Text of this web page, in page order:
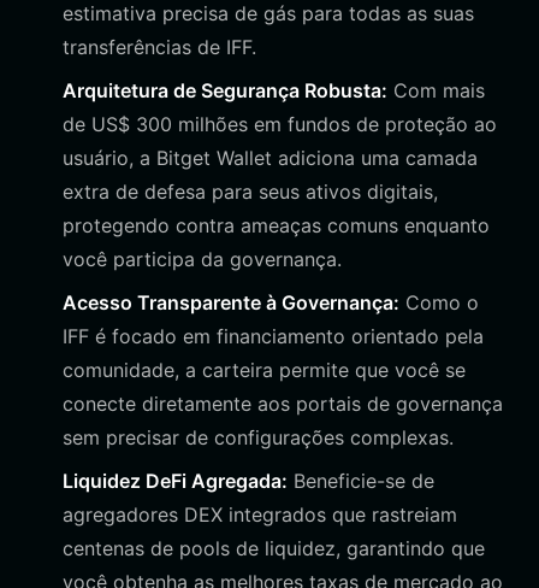
estimativa precisa de gás para todas as suas
transferências de IFF.
Arquitetura de Segurança Robusta: Com mais
de US$ 300 milhões em fundos de proteção ao
usuário, a Bitget Wallet adiciona uma camada
extra de defesa para seus ativos digitais,
protegendo contra ameaças comuns enquanto
você participa da governança.
Acesso Transparente à Governança: Como o
IFF é focado em financiamento orientado pela
comunidade, a carteira permite que você se
conecte diretamente aos portais de governança
sem precisar de configurações complexas.
Liquidez DeFi Agregada: Beneficie-se de
agregadores DEX integrados que rastreiam
centenas de pools de liquidez, garantindo que
você obtenha as melhores taxas de mercado ao